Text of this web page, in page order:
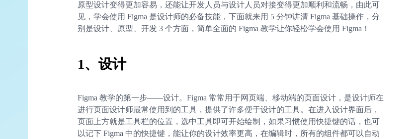
原型设计变得更加容易，还能让开发人员与设计人员对接变得更加顺利和流畅，由此可
见，学会使用 Figma 是设计师的必备技能，下面就来用 5 分钟讲清 Figma 基础操作，分
别是设计、原型、开发 3 个方面，简单全面的 Figma 教学让你轻松学会使用 Figma！
1、设计
Figma 教学的第一步——设计。Figma 常常用于网页端、移动端的页面设计，是设计师在
进行页面设计师最常使用到的工具，提供了许多便于设计的工具。在进入设计界面后，
页面上方就是工具栏的位置，选中工具即可开始绘制，如果习惯使用快捷键的话，也可
以记下 Figma 中的快捷键，能让你的设计效率更高，在编辑时，所有的组件都可以自动